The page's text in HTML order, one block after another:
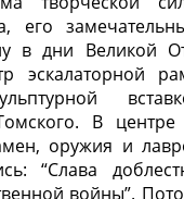
его
в дни Великой
эскалаторной
В
оружия и
“Слава
войны”.